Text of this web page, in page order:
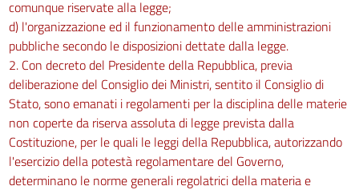
comunque riservate alla legge;
d) l'organizzazione ed il funzionamento delle amministrazioni
pubbliche secondo le disposizioni dettate dalla legge.
2. Con decreto del Presidente della Repubblica, previa
deliberazione del Consiglio dei Ministri, sentito il Consiglio di
Stato, sono emanati i regolamenti per la disciplina delle materie
non coperte da riserva assoluta di legge prevista dalla
Costituzione, per le quali le leggi della Repubblica, autorizzando
l'esercizio della potestà regolamentare del Governo,
determinano le norme generali regolatrici della materia e